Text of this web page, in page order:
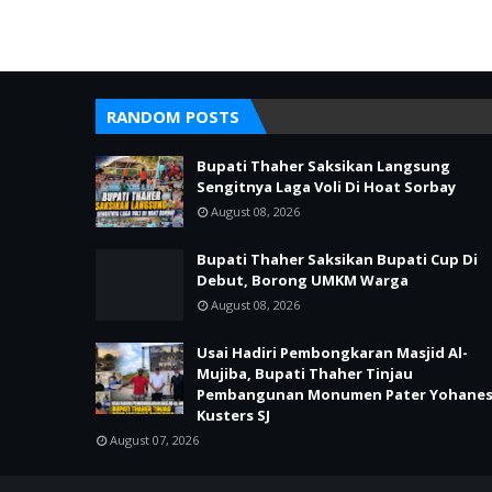
RANDOM POSTS
Bupati Thaher Saksikan Langsung
Sengitnya Laga Voli Di Hoat Sorbay
August 08, 2026
Bupati Thaher Saksikan Bupati Cup Di
Debut, Borong UMKM Warga
August 08, 2026
Usai Hadiri Pembongkaran Masjid Al-
Mujiba, Bupati Thaher Tinjau
Pembangunan Monumen Pater Yohanes
Kusters SJ
August 07, 2026